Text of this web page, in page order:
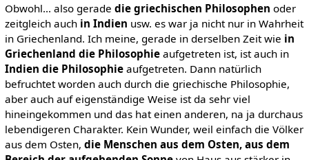
Obwohl... also gerade die griechischen Philosophen oder
zeitgleich auch in Indien usw. es war ja nicht nur in Wahrheit
in Griechenland. Ich meine, gerade in derselben Zeit wie in
Griechenland die Philosophieaufgetreten ist, ist auch in
Indien die Philosophieaufgetreten. Dann natürlich
befruchtet worden auch durch die griechische Philosophie,
aber auch auf eigenständige Weise ist da sehr viel
hineingekommen und das hat einen anderen, na ja durchaus
lebendigeren Charakter. Kein Wunder, weil einfach die Völker
aus dem Osten, die Menschen aus dem Osten, aus dem